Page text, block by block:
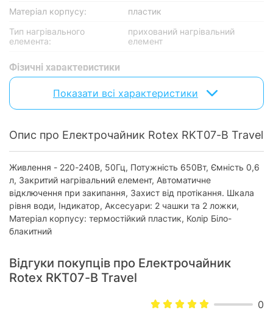
Матеріал корпусу:
пластик
Тип нагрівального
елемента:
прихований нагрівальний
елемент
Фізичні характеристики
Колір корпусу:Показати всі характеристики
Опис про Електрочайник Rotex RKT07-B Travel
Живлення - 220-240В, 50Гц, Потужність 650Вт, Ємність 0,6
л, Закритий нагрівальний елемент, Автоматичне
відключення при закипання, Захист від протікання. Шкала
рівня води, Індикатор, Аксесуари: 2 чашки та 2 ложки,
Матеріал корпусу: термостійкий пластик, Колір Біло-
блакитний
Відгуки покупців про Електрочайник
Rotex RKT07-B Travel
0